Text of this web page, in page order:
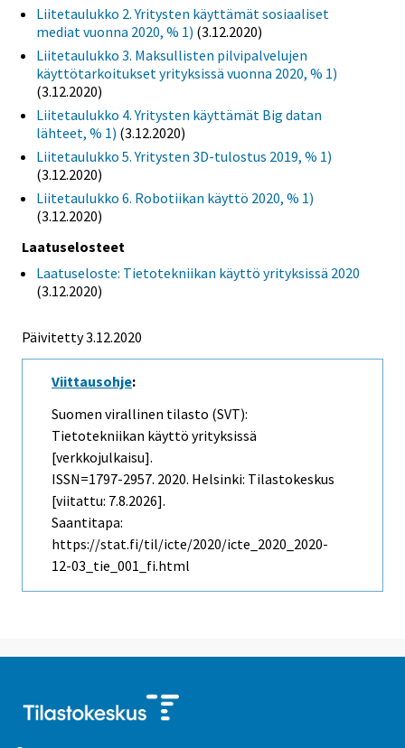
Liitetaulukko 2. Yritysten käyttämät sosiaaliset
mediat vuonna 2020, % 1) (3.12.2020)
Liitetaulukko 3. Maksullisten pilvipalvelujen
käyttötarkoitukset yrityksissä vuonna 2020, % 1)
(3.12.2020)
Liitetaulukko 4. Yritysten käyttämät Big datan
lähteet, % 1) (3.12.2020)
Liitetaulukko 5. Yritysten 3D-tulostus 2019, % 1)
(3.12.2020)
Liitetaulukko 6. Robotiikan käyttö 2020, % 1)
(3.12.2020)
Laatuselosteet
Laatuseloste: Tietotekniikan käyttö yrityksissä 2020
(3.12.2020)
Päivitetty 3.12.2020
Viittausohje:
Suomen virallinen tilasto (SVT):
Tietotekniikan käyttö yrityksissä
[verkkojulkaisu].
ISSN=1797-2957. 2020. Helsinki: Tilastokeskus
[viitattu: 7.8.2026].
Saantitapa:
https://stat.fi/til/icte/2020/icte_2020_2020-
12-03_tie_001_fi.html